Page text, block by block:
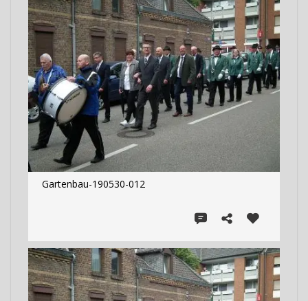
Gartenbau-190530-012